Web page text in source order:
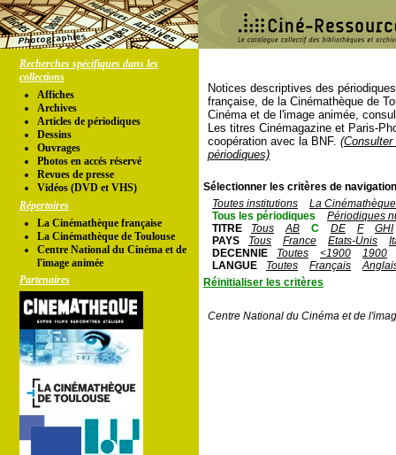
Recherches spécifiques dans les
collections
Affiches
Archives
Articles de périodiques
Dessins
Ouvrages
Photos en accés réservé
Revues de presse
Vidéos (DVD et VHS)
Répertoires
La Cinémathèque française
La Cinémathèque de Toulouse
Centre National du Cinéma et de
l'image animée
Partenaires
Notices descriptives des
française, de la Cinémathèque de
Cinéma et de l'image animée,
Les titres Cinémagazine et Paris-
coopération avec la BNF.
périodiques)
Sélectionner les critères de
Toutes institutions
La
Tous les périodiques
Périodiques
TITRE
Tous AB C DE F
GHI
PAYS
Tous France Etats-Unis
DECENNIE
Toutes <1900
1900
LANGUE
Toutes Français
Réinitialiser les critères
Centre National du Cinéma et de